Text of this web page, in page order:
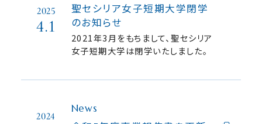
2025
4.1
聖セシリア女子短期大学閉学
のお知らせ
2021年3月をもちまして、聖セシリア
女子短期大学は閉学いたしました。
2024
News